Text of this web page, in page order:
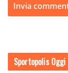
Sportopolis Oggi